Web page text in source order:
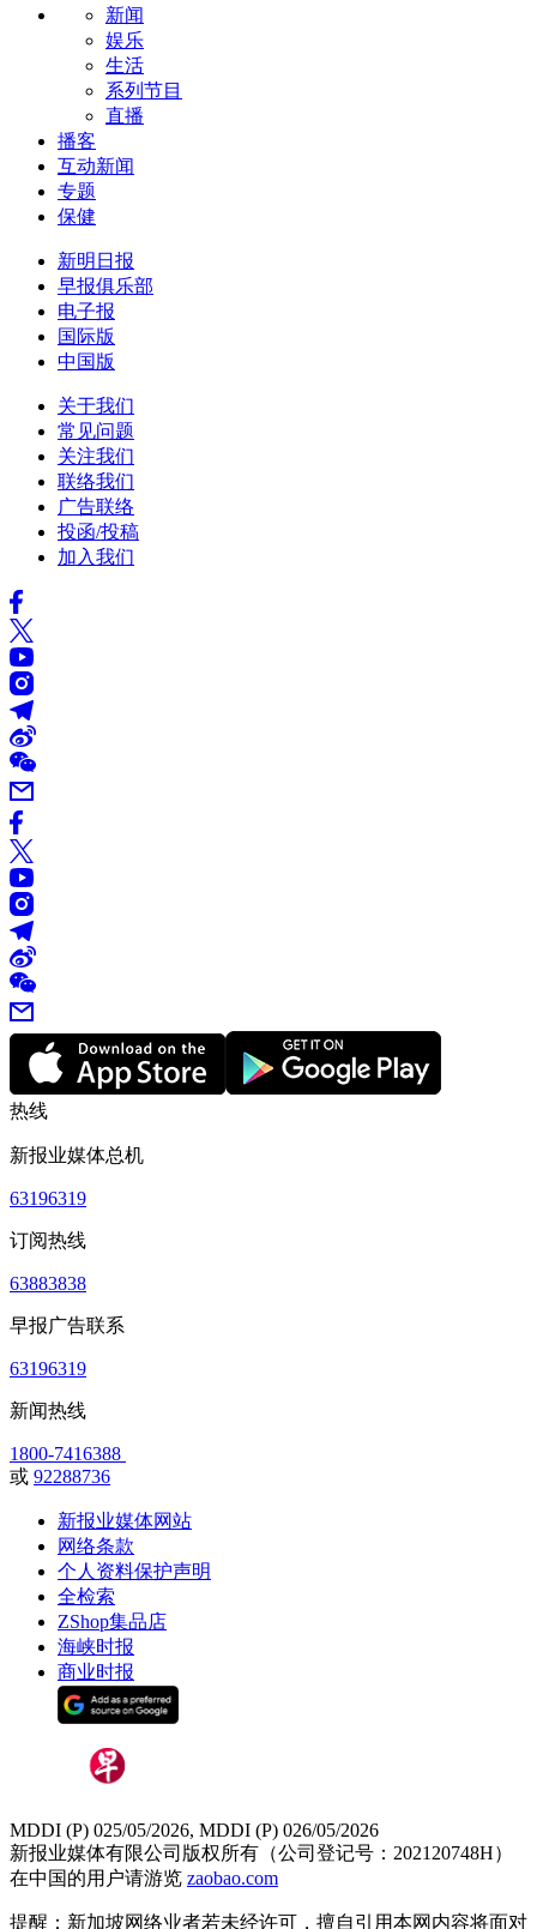
新闻
娱乐
生活
系列节目
直播
播客
互动新闻
专题
保健
新明日报
早报俱乐部
电子报
国际版
中国版
关于我们
常见问题
关注我们
联络我们
广告联络
投函/投稿
加入我们
热线
新报业媒体总机
63196319
订阅热线
63883838
早报广告联系
63196319
新闻热线
1800-7416388
或 92288736
新报业媒体网站
网络条款
个人资料保护声明
全检索
ZShop集品店
海峡时报
商业时报
MDDI (P) 025/05/2026, MDDI (P) 026/05/2026
新报业媒体有限公司版权所有（公司登记号：202120748H）
在中国的用户请游览 zaobao.com
提醒：新加坡网络业者若未经许可，擅自引用本网内容将面对